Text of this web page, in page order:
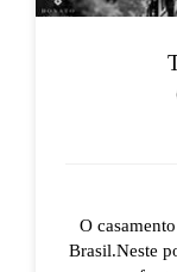
O
Brasil.Neste